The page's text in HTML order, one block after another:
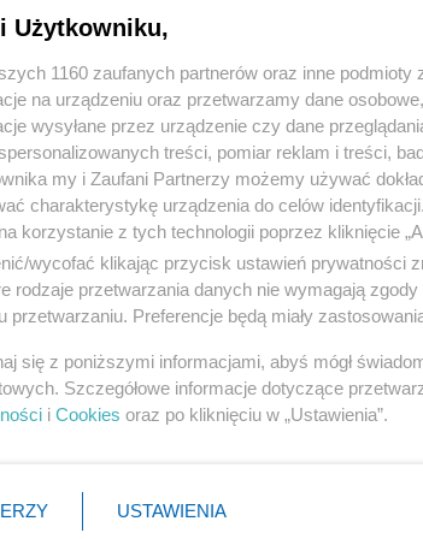
« WRÓĆ DO
Polityka
NATO
KO
Imigranci
PiS
Centralny
Inwestycje
Podatki
Energetyka
Użytkowniku,
1160 zaufanych partnerów oraz inne
na urządzeniu oraz przetwarzamy dane
wysyłane przez urządzenie czy dane
treści, pomiar reklam i treści,
my i Zaufani Partnerzy możemy używać
charakterystykę urządzenia do celów
korzystanie z tych technologii poprzez kliknięcie
wycofać klikając przycisk ustawień prywatności
rodzaje przetwarzania danych nie wymagają
przetwarzaniu. Preferencje będą miały
się z poniższymi informacjami, abyś mógł
Szczegółowe informacje dotyczące
i Cookies oraz po kliknięciu w „Ustawienia”.
USTAWIENIA